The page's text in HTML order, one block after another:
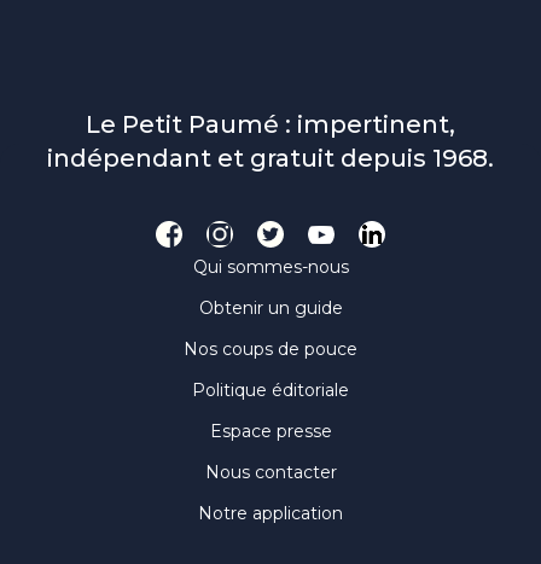
Le Petit Paumé : impertinent,
indépendant et gratuit depuis 1968.
Qui sommes-nous
Obtenir un guide
Nos coups de pouce
Politique éditoriale
Espace presse
Nous contacter
Notre application